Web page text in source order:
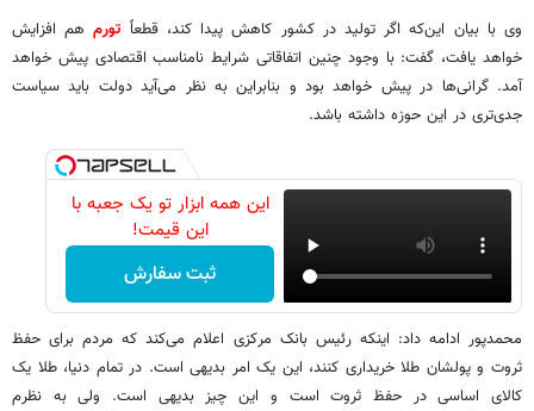
وی با بیان این‌که اگر تولید در کشور کاهش پیدا کند، قطعاً تورمهم افزایش
خواهد یافت، گفت: با وجود چنین اتفاقاتی شرایط نامناسب اقتصادی پیش خواهد
آمد. گرانی‌ها در پیش خواهد بود و بنابراین به نظر می‌آید دولت باید سیاست
جدی‌تری در این حوزه داشته باشد.
این همه ابزار تو یک جعبه با
این قیمت!
ثبت سفارش
محمدپور ادامه داد: اینکه رئیس بانک مرکزی اعلام می‌کند که مردم برای حفظ
ثروت و پولشان طلا خریداری کنند، این یک امر بدیهی است. در تمام دنیا، طلا یک
کالای اساسی در حفظ ثروت است و این چیز بدیهی‌ است. ولی به نظرم